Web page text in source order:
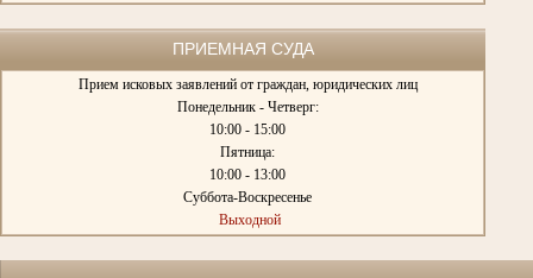
ПРИЕМНАЯ СУДА
Прием исковых заявлений от граждан, юридических лиц
Понедельник - Четверг:
10:00 - 15:00
Пятница:
10:00 - 13:00
Суббота-Воскресенье
Выходной